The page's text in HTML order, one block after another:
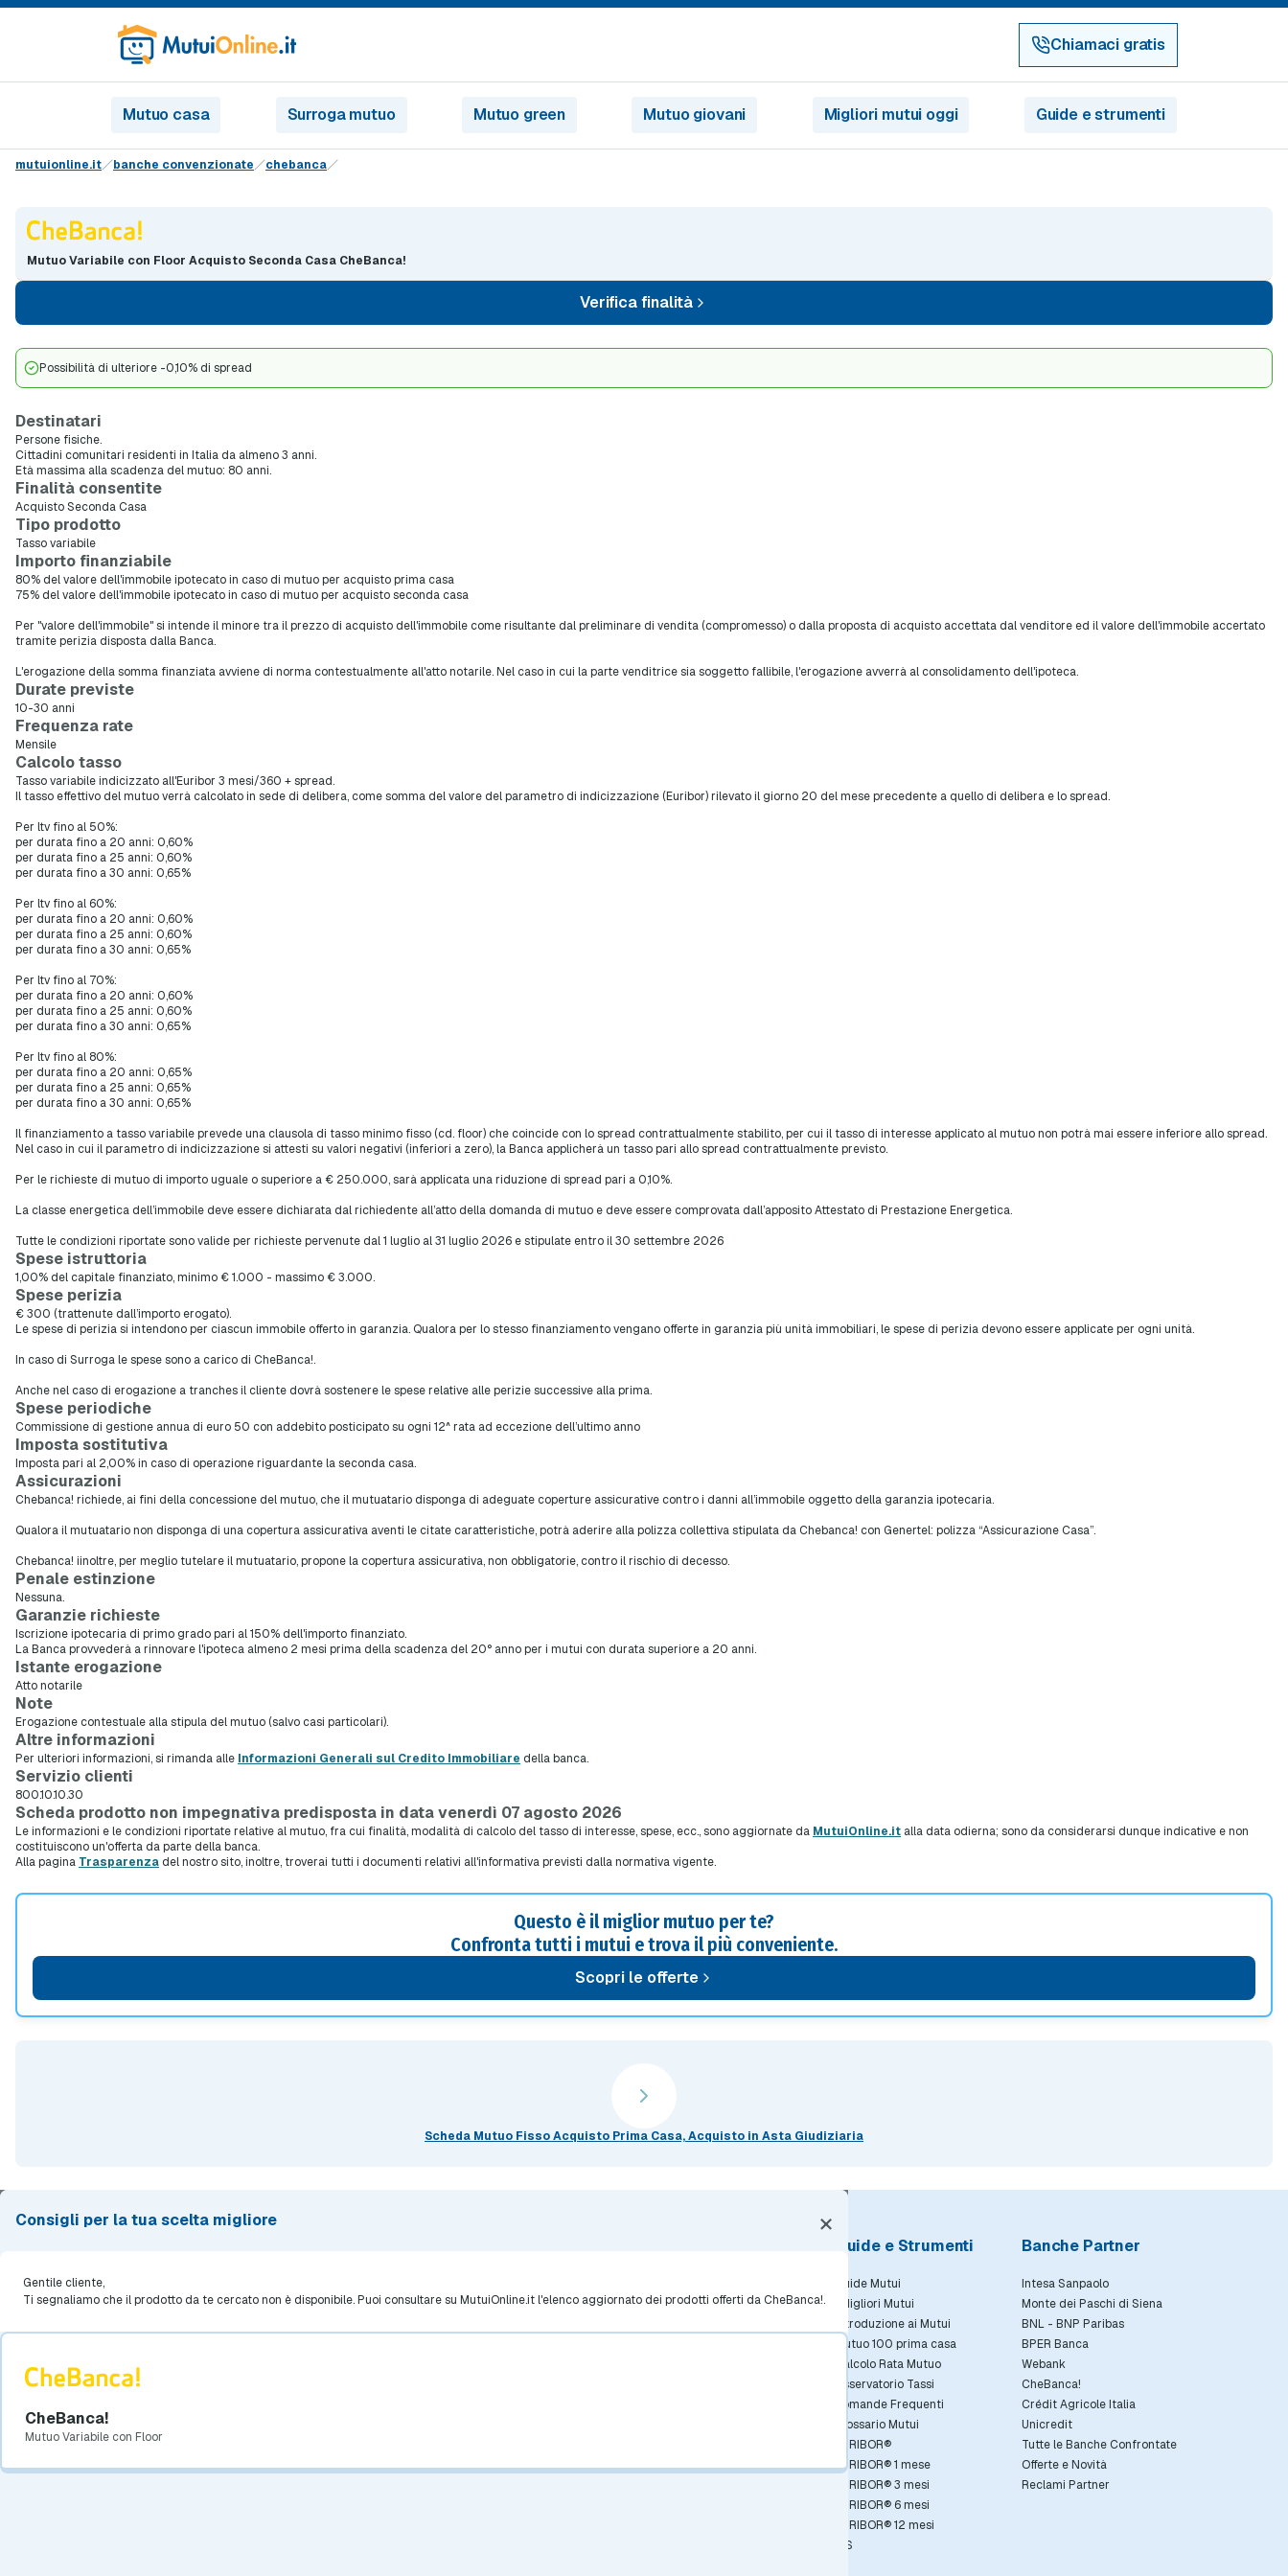
Chiamaci gratis
Mutuo casa Surroga mutuo Mutuo green Mutuo giovani Migliori mutui oggi Guide e strumenti
mutuionline.it banche convenzionate chebanca
Mutuo Variabile con Floor Acquisto Seconda Casa CheBanca!
Verifica finalità
Possibilità di ulteriore -0,10% di spread
Destinatari
Persone fisiche.
Cittadini comunitari residenti in Italia da almeno 3 anni.
Età massima alla scadenza del mutuo: 80 anni.
Finalità consentite
Acquisto Seconda Casa
Tipo prodotto
Tasso variabile
Importo finanziabile
80% del valore dell'immobile ipotecato in caso di mutuo per acquisto prima casa
75% del valore dell'immobile ipotecato in caso di mutuo per acquisto seconda casa
Per "valore dell'immobile" si intende il minore tra il prezzo di acquisto dell'immobile come risultante dal preliminare di vendita (compromesso) o dalla proposta di acquisto accettata dal venditore ed il valore dell'immobile accertato
tramite perizia disposta dalla Banca.
L'erogazione della somma finanziata avviene di norma contestualmente all'atto notarile. Nel caso in cui la parte venditrice sia soggetto fallibile, l'erogazione avverrà al consolidamento dell'ipoteca.
Durate previste
10-30 anni
Frequenza rate
Mensile
Calcolo tasso
Tasso variabile indicizzato all'Euribor 3 mesi/360 + spread.
Il tasso effettivo del mutuo verrà calcolato in sede di delibera, come somma del valore del parametro di indicizzazione (Euribor) rilevato il giorno 20 del mese precedente a quello di delibera e lo spread.
Per ltv fino al 50%:
per durata fino a 20 anni: 0,60%
per durata fino a 25 anni: 0,60%
per durata fino a 30 anni: 0,65%
Per ltv fino al 60%:
per durata fino a 20 anni: 0,60%
per durata fino a 25 anni: 0,60%
per durata fino a 30 anni: 0,65%
Per ltv fino al 70%:
per durata fino a 20 anni: 0,60%
per durata fino a 25 anni: 0,60%
per durata fino a 30 anni: 0,65%
Per ltv fino al 80%:
per durata fino a 20 anni: 0,65%
per durata fino a 25 anni: 0,65%
per durata fino a 30 anni: 0,65%
Il finanziamento a tasso variabile prevede una clausola di tasso minimo fisso (cd. floor) che coincide con lo spread contrattualmente stabilito, per cui il tasso di interesse applicato al mutuo non potrà mai essere inferiore allo spread.
Nel caso in cui il parametro di indicizzazione si attesti su valori negativi (inferiori a zero), la Banca applicherà un tasso pari allo spread contrattualmente previsto.
Per le richieste di mutuo di importo uguale o superiore a € 250.000, sarà applicata una riduzione di spread pari a 0,10%.
La classe energetica dell’immobile deve essere dichiarata dal richiedente all’atto della domanda di mutuo e deve essere comprovata dall’apposito Attestato di Prestazione Energetica.
Tutte le condizioni riportate sono valide per richieste pervenute dal 1 luglio al 31 luglio 2026 e stipulate entro il 30 settembre 2026
Spese istruttoria
1,00% del capitale finanziato, minimo € 1.000 - massimo € 3.000.
Spese perizia
€ 300 (trattenute dall’importo erogato).
Le spese di perizia si intendono per ciascun immobile offerto in garanzia. Qualora per lo stesso finanziamento vengano offerte in garanzia più unità immobiliari, le spese di perizia devono essere applicate per ogni unità.
In caso di Surroga le spese sono a carico di CheBanca!.
Anche nel caso di erogazione a tranches il cliente dovrà sostenere le spese relative alle perizie successive alla prima.
Spese periodiche
Commissione di gestione annua di euro 50 con addebito posticipato su ogni 12^ rata ad eccezione dell’ultimo anno
Imposta sostitutiva
Imposta pari al 2,00% in caso di operazione riguardante la seconda casa.
Assicurazioni
Chebanca! richiede, ai fini della concessione del mutuo, che il mutuatario disponga di adeguate coperture assicurative contro i danni all’immobile oggetto della garanzia ipotecaria.
Qualora il mutuatario non disponga di una copertura assicurativa aventi le citate caratteristiche, potrà aderire alla polizza collettiva stipulata da Chebanca! con Genertel: polizza “Assicurazione Casa”.
Chebanca! iinoltre, per meglio tutelare il mutuatario, propone la copertura assicurativa, non obbligatorie, contro il rischio di decesso.
Penale estinzione
Nessuna.
Garanzie richieste
Iscrizione ipotecaria di primo grado pari al 150% dell'importo finanziato.
La Banca provvederà a rinnovare l'ipoteca almeno 2 mesi prima della scadenza del 20° anno per i mutui con durata superiore a 20 anni.
Istante erogazione
Atto notarile
Note
Erogazione contestuale alla stipula del mutuo (salvo casi particolari).
Altre informazioni
Per ulteriori informazioni, si rimanda alle Informazioni Generali sul Credito Immobiliare della banca.
Servizio clienti
800.10.10.30
Scheda prodotto non impegnativa predisposta in data venerdì 07 agosto 2026
Le informazioni e le condizioni riportate relative al mutuo, fra cui finalità, modalità di calcolo del tasso di interesse, spese, ecc., sono aggiornate da MutuiOnline.it alla data odierna; sono da considerarsi dunque indicative e non
costituiscono un'offerta da parte della banca.
Alla pagina Trasparenza del nostro sito, inoltre, troverai tutti i documenti relativi all'informativa previsti dalla normativa vigente.
Questo è il miglior mutuo per te?
Confronta tutti i mutui e trova il più conveniente.
Scopri le offerte
Scheda Mutuo Fisso Acquisto Prima Casa, Acquisto in Asta Giudiziaria
Consigli per la tua scelta migliore ×
Gentile cliente,
Ti segnaliamo che il prodotto da te cercato non è disponibile. Puoi consultare su MutuiOnline.it l'elenco aggiornato dei prodotti offerti da CheBanca!.
CheBanca!
Mutuo Variabile con Floor
Iscrizione Elenco Mediatori Creditizi presso OAM n.
IVASS
Seguici Su
Contatta MutuiOnline.it
Condizioni di Utilizzo
Mutui Surroga
Guide e Strumenti
Guide Mutui
I Migliori Mutui
Introduzione ai Mutui
Mutuo 100 prima casa
Calcolo Rata Mutuo
Osservatorio Tassi
Domande Frequenti
Glossario Mutui
EURIBOR®
EURIBOR® 1 mese
EURIBOR® 3 mesi
EURIBOR® 6 mesi
EURIBOR® 12 mesi
IRS
Banche Partner
Intesa Sanpaolo
Monte dei Paschi di Siena
BNL - BNP Paribas
BPER Banca
Webank
CheBanca!
Crédit Agricole Italia
Unicredit
Tutte le Banche Confrontate
Offerte e Novità
Reclami Partner